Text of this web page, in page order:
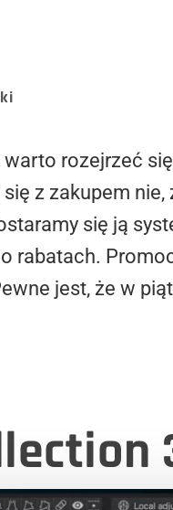
rozejrzeć
z zakupem nie,
się ją
rabatach.
jest, że w